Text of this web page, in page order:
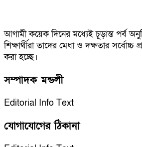
আগামী কয়েক দিনের মধ্যেই চূড়ান্ত পর্ব
শিক্ষার্থীরা তাদের মেধা ও দক্ষতার
করা হচ্ছে।
সম্পাদক মন্ডলী
Editorial Info Text
যোগাযোগের ঠিকানা